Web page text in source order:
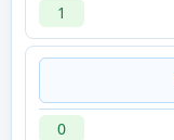
1
0